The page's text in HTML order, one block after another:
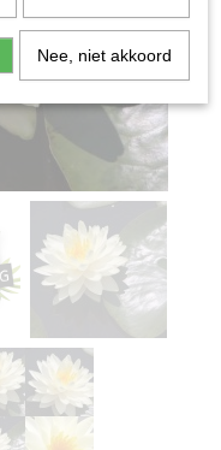
Nee, niet akkoord